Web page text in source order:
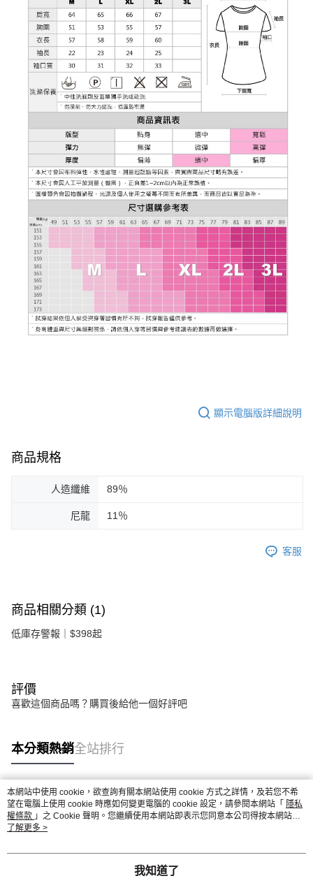
顯示電腦版詳細說明
商品規格
人造纖維 89％
尼龍 11％
客服
商品相關分類 (1)
低庫存警報｜$398起
評價
喜歡這個商品嗎？購買後給他一個好評吧
本分類熱銷全站排行
熱門標籤
本網站中使用 cookie，欲查詢有關本網站使用 cookie 方式之詳情，及若您不希
望在電腦上使用 cookie 時應如何變更電腦的 cookie 設定，請參閱本網站「 隱私
權條款 」之 Cookie 聲明。您繼續使用本網站即表示您同意本公司得按本網站使
用條款之 Cookie 聲明使用 cookie。
了解更多 >
我知道了